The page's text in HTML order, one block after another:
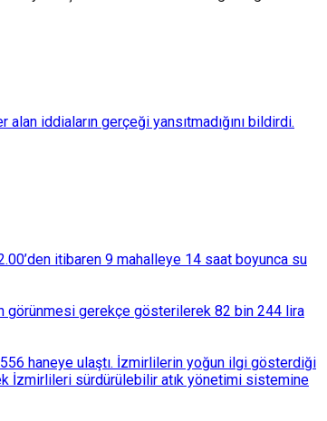
alan iddiaların gerçeği yansıtmadığını bildirdi.
itibaren 9 mahalleye 14 saat boyunca su
görünmesi gerekçe gösterilerek 82 bin 244 lira
haneye ulaştı. İzmirlilerin yoğun ilgi gösterdiği
İzmirlileri sürdürülebilir atık yönetimi sistemine